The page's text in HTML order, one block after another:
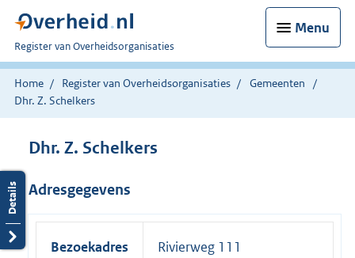
Menu
U
bent
nu
hier:
Register van Overheidsorganisaties
Home Register van Overheidsorganisaties
Gemeenten
Dhr. Z. Schelkers
Dhr. Z. Schelkers
Adresgegevens
Bezoekadres
Rivierweg 111